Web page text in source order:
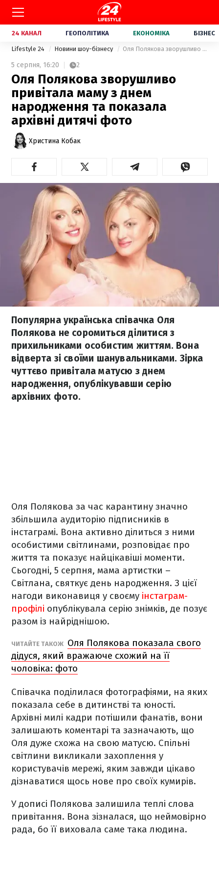
24 КАНАЛ ГЕОПОЛІТИКА ЕКОНОМІКА БІЗНЕС
Lifestyle 24 Новини шоу-бізнесу Оля Полякова зворушливо привітала маму з днем народження та показала архівні дитячі фото
5 серпня, 16:20 2
Оля Полякова зворушливо
привітала маму з днем
народження та показала
архівні дитячі фото
Христина Кобак
Популярна українська співачка Оля
Полякова не соромиться ділитися з
прихильниками особистим життям. Вона
відверта зі своїми шанувальниками. Зірка
чуттєво привітала матусю з днем
народження, опублікувавши серію
архівних фото.
Оля Полякова за час карантину значно
збільшила аудиторію підписників в
інстаграмі. Вона активно ділиться з ними
особистими світлинами, розповідає про
життя та показує найцікавіші моменти.
Сьогодні, 5 серпня, мама артистки –
Світлана, святкує день народження. З цієї
нагоди виконавиця у своєму інстаграм-
профілі опублікувала серію знімків, де позує
разом із найріднішою.
ЧИТАЙТЕ ТАКОЖ Оля Полякова показала свого
дідуся, який вражаюче схожий на її
чоловіка: фото
Співачка поділилася фотографіями, на яких
показала себе в дитинстві та юності.
Архівні милі кадри потішили фанатів, вони
залишають коментарі та зазначають, що
Оля дуже схожа на свою матусю. Спільні
світлини викликали захоплення у
користувачів мережі, яким завжди цікаво
дізнаватися щось нове про своїх кумирів.
У дописі Полякова залишила теплі слова
привітання. Вона зізналася, що неймовірно
рада, бо її виховала саме така людина.